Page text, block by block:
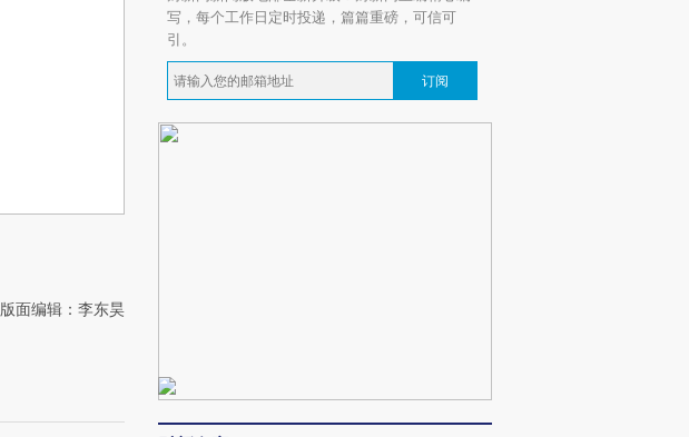
版面编辑：李东昊
写，每个工作日定时投递，篇篇重磅，可信可
引。
订阅